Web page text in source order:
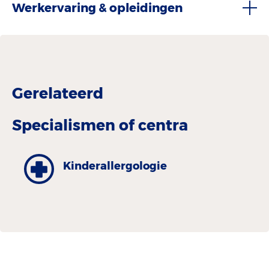
Werkervaring & opleidingen
Gerelateerd
Specialismen of centra
Kinder­allergologie